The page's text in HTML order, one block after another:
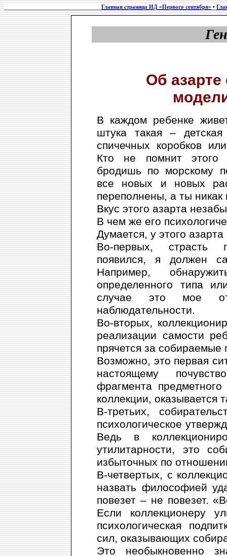
Главная страница ИД «Первого сентября» •
Об азарте
В каждом ребенке
штука такая –
спичечных коробков
Кто не помнит этого
бродишь по морскому
все новых и новых
переполнены, а ты
Вкус этого азарта
В чем же его
Думается, у этого
Во-первых, страсть
появился, я должен
Например,
определенного типа
случае это мое
наблюдательности.
Во-вторых,
реализации самости
прячется за собираемые
Возможно, это первая
настоящему
фрагмента
коллекции, оказывается
В-третьих,
психологическое
Ведь в
утилитарности, это
избыточных по
В-четвертых, с
назвать философией
повезет – не повезет.
Если коллекционеру
психологическая
сил, оказывающих
Это необыкновенно